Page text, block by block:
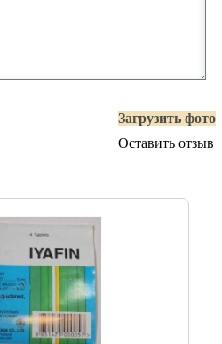
Загрузить фото
Оставить отзыв